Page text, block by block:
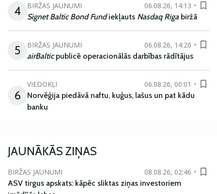
4 BIRŽAS JAUNUMI
06.08.26, 14:13
Signet Baltic Bond Fundiekļauts Nasdaq Riga biržā
5 BIRŽAS JAUNUMI
06.08.26, 14:20
airBalticpublicē operacionālās darbības rādītājus
6
VIEDOKĻI
06.08.26, 00:01
Norvēģija piedāvā naftu, kuģus, lašus un pat kādu
banku
JAUNĀKĀS ZIŅAS
BIRŽAS JAUNUMI
08.08.26, 02:46
ASV tirgus apskats: kāpēc sliktas ziņas investoriem